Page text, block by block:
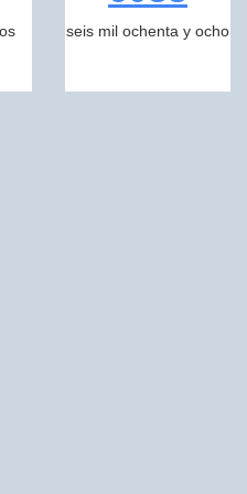
seis mil ochenta y ocho